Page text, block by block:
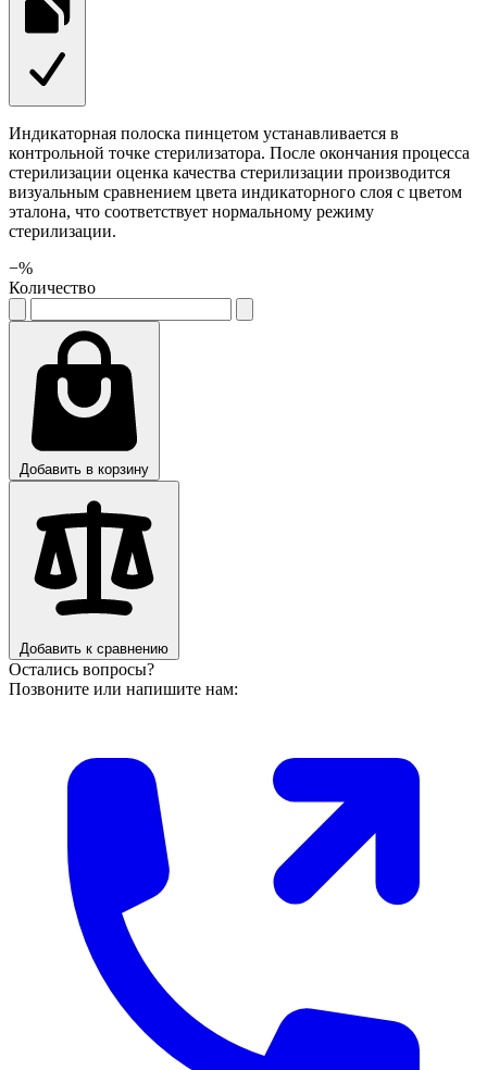
Индикаторная полоска пинцетом устанавливается в
контрольной точке стерилизатора. После окончания процесса
стерилизации оценка качества стерилизации производится
визуальным сравнением цвета индикаторного слоя с цветом
эталона, что соответствует нормальному режиму
стерилизации.
−%
Количество
Добавить в корзину
Добавить к сравнению
Остались вопросы?
Позвоните или напишите нам: